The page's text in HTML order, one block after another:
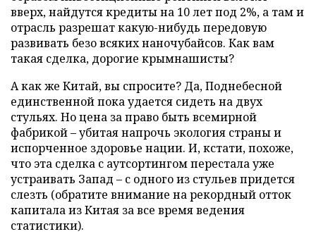
вверх, найдутся кредиты на 10 лет под 2%, а там и
отрасль разрешат какую-нибудь передовую
развивать безо всяких наночубайсов. Как вам
такая сделка, дорогие крымнашисты?
А как же Китай, вы спросите? Да, Поднебесной
единственной пока удается сидеть на двух
стульях. Но цена за право быть всемирной
фабрикой – убитая напрочь экология страны и
испорченное здоровье нации. И, кстати, похоже,
что эта сделка с аутсортингом перестала уже
устраивать Запад – с одного из стульев придется
слезть (обратите внимание на рекордный отток
капитала из Китая за все время ведения
статистики).